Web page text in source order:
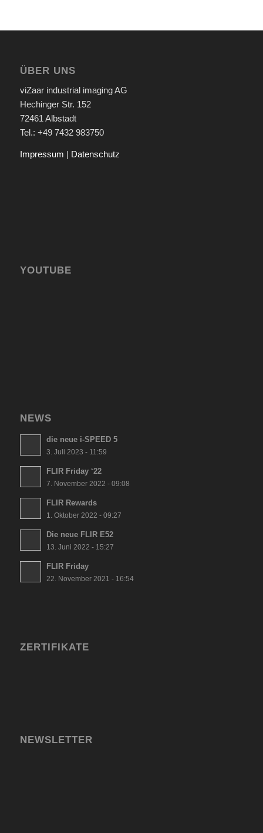
ÜBER UNS
viZaar industrial imaging AG
Hechinger Str. 152
72461 Albstadt
Tel.: +49 7432 983750
Impressum | Datenschutz
YOUTUBE
NEWS
die neue i-SPEED 5
3. Juli 2023 - 11:59
FLIR Friday ‘22
7. November 2022 - 09:08
FLIR Rewards
1. Oktober 2022 - 09:27
Die neue FLIR E52
13. Juni 2022 - 15:27
FLIR Friday
22. November 2021 - 16:54
ZERTIFIKATE
NEWSLETTER